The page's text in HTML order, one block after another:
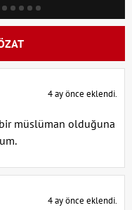
4 ay önce eklendi.
müslüman olduğuna
4 ay önce eklendi.